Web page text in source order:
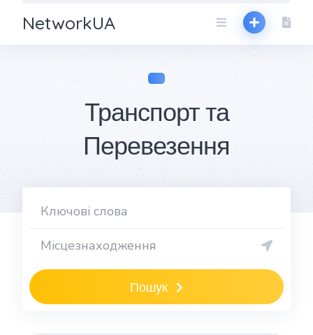
NetworkUA
Транспорт та
Перевезення
Пошук